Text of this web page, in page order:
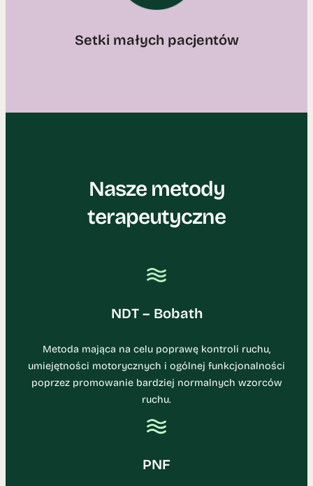
Setki małych pacjentów
Nasze metody
terapeutyczne
NDT – Bobath
Metoda mająca na celu poprawę kontroli ruchu,
umiejętności motorycznych i ogólnej funkcjonalności
poprzez promowanie bardziej normalnych wzorców
ruchu.
PNF